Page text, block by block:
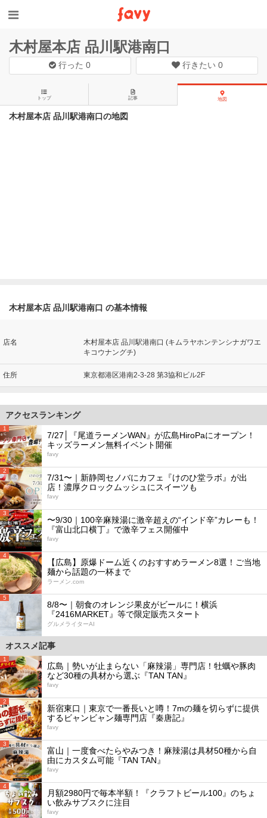
木村屋本店 品川駅港南口
行った0 行きたい 0
トップ 記事 地図
木村屋本店 品川駅港南口の地図
木村屋本店 品川駅港南口 の基本情報
店名
木村屋本店 品川駅港南口 (キムラヤホンテンシナガワエ
キコウナングチ)
住所 東京都港区港南2-3-28 第3協和ビル2F
アクセスランキング
1
7/27│『尾道ラーメンWAN』が広島HiroPaにオープン！
キッズラーメン無料イベント開催
favy
2
7/31〜｜新静岡セノバにカフェ『けのひ堂ラボ』が出
店！濃厚クロックムッシュにスイーツも
favy
3
〜9/30｜100辛麻辣湯に激辛超えの“インド辛”カレーも！
『富山北口横丁』で激辛フェス開催中
favy
4
【広島】原爆ドーム近くのおすすめラーメン8選！ご当地
麺から話題の一杯まで
ラーメン.com
5
8/8〜｜朝食のオレンジ果皮がビールに！横浜
『2416MARKET』等で限定販売スタート
グルメライターAI
オススメ記事
1
広島｜勢いが止まらない「麻辣湯」専門店！牡蠣や豚肉
など30種の具材から選ぶ『TAN TAN』
favy
2
新宿東口｜東京で一番長いと噂！7mの麺を切らずに提供
するビャンビャン麺専門店『秦唐記』
favy
3
富山｜一度食べたらやみつき！麻辣湯は具材50種から自
由にカスタム可能『TAN TAN』
favy
4
月額2980円で毎本半額！『クラフトビール100』のちょ
い飲みサブスクに注目
favy